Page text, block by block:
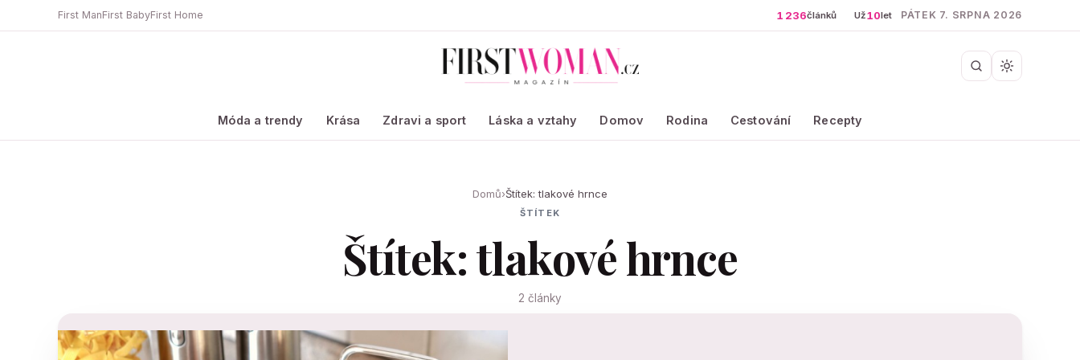
First ManFirst BabyFirst Home 1 236článků Už10let PÁTEK 7. SRPNA 2026
Móda a trendy Krása Zdravi a sport Láska a vztahy Domov Rodina Cestování Recepty
Domů›Štítek: tlakové hrnce
ŠTÍTEK
Štítek: tlakové hrnce
2 články